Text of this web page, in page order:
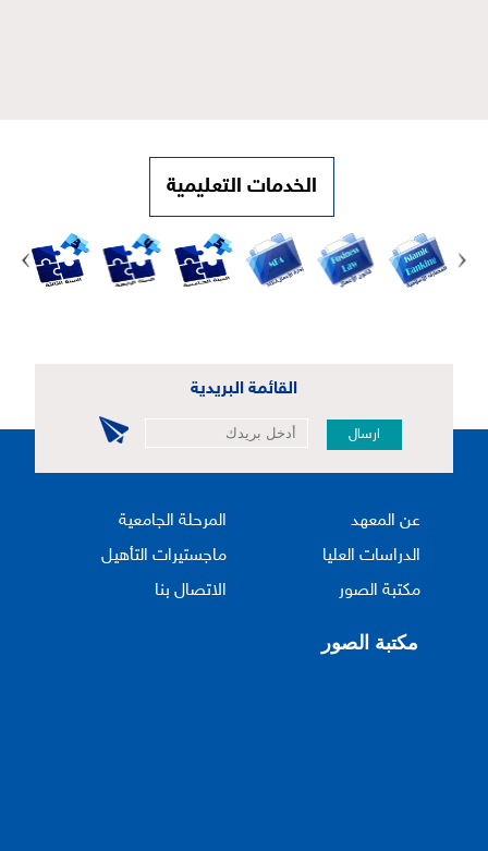
الخدمات التعليمية
القائمة البريدية
ارسال
عن المعهد
المرحلة الجامعية
الدراسات العليا
ماجستيرات التأهيل
مكتبة الصور
الاتصال بنا